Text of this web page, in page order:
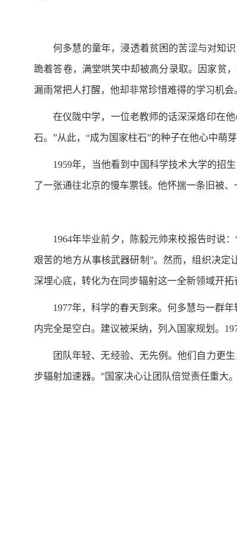
何多慧的童年，浸透着贫困的苦涩与对知
跪着答卷，满堂哄笑中却被高分录取。因家贫
漏雨常把人打醒，他却非常珍惜难得的学习机会
在仪陇中学，一位老教师的话深深烙印在
石。”从此，“成为国家柱石”的种子在他心中萌芽
1959年，当他看到中国科学技术大学的招
了一张通往北京的慢车票钱。他怀揣一条旧被
1964年毕业前夕，陈毅元帅来校报告时说
艰苦的地方从事核武器研制”。然而，组织决定
深埋心底，转化为在同步辐射这一全新领域开拓
1977年，科学的春天到来。何多慧与一群
内完全是空白。建议被采纳，列入国家规划。
团队年轻、无经验、无先例。他们自力更
步辐射加速器。”国家决心让团队倍觉责任重大